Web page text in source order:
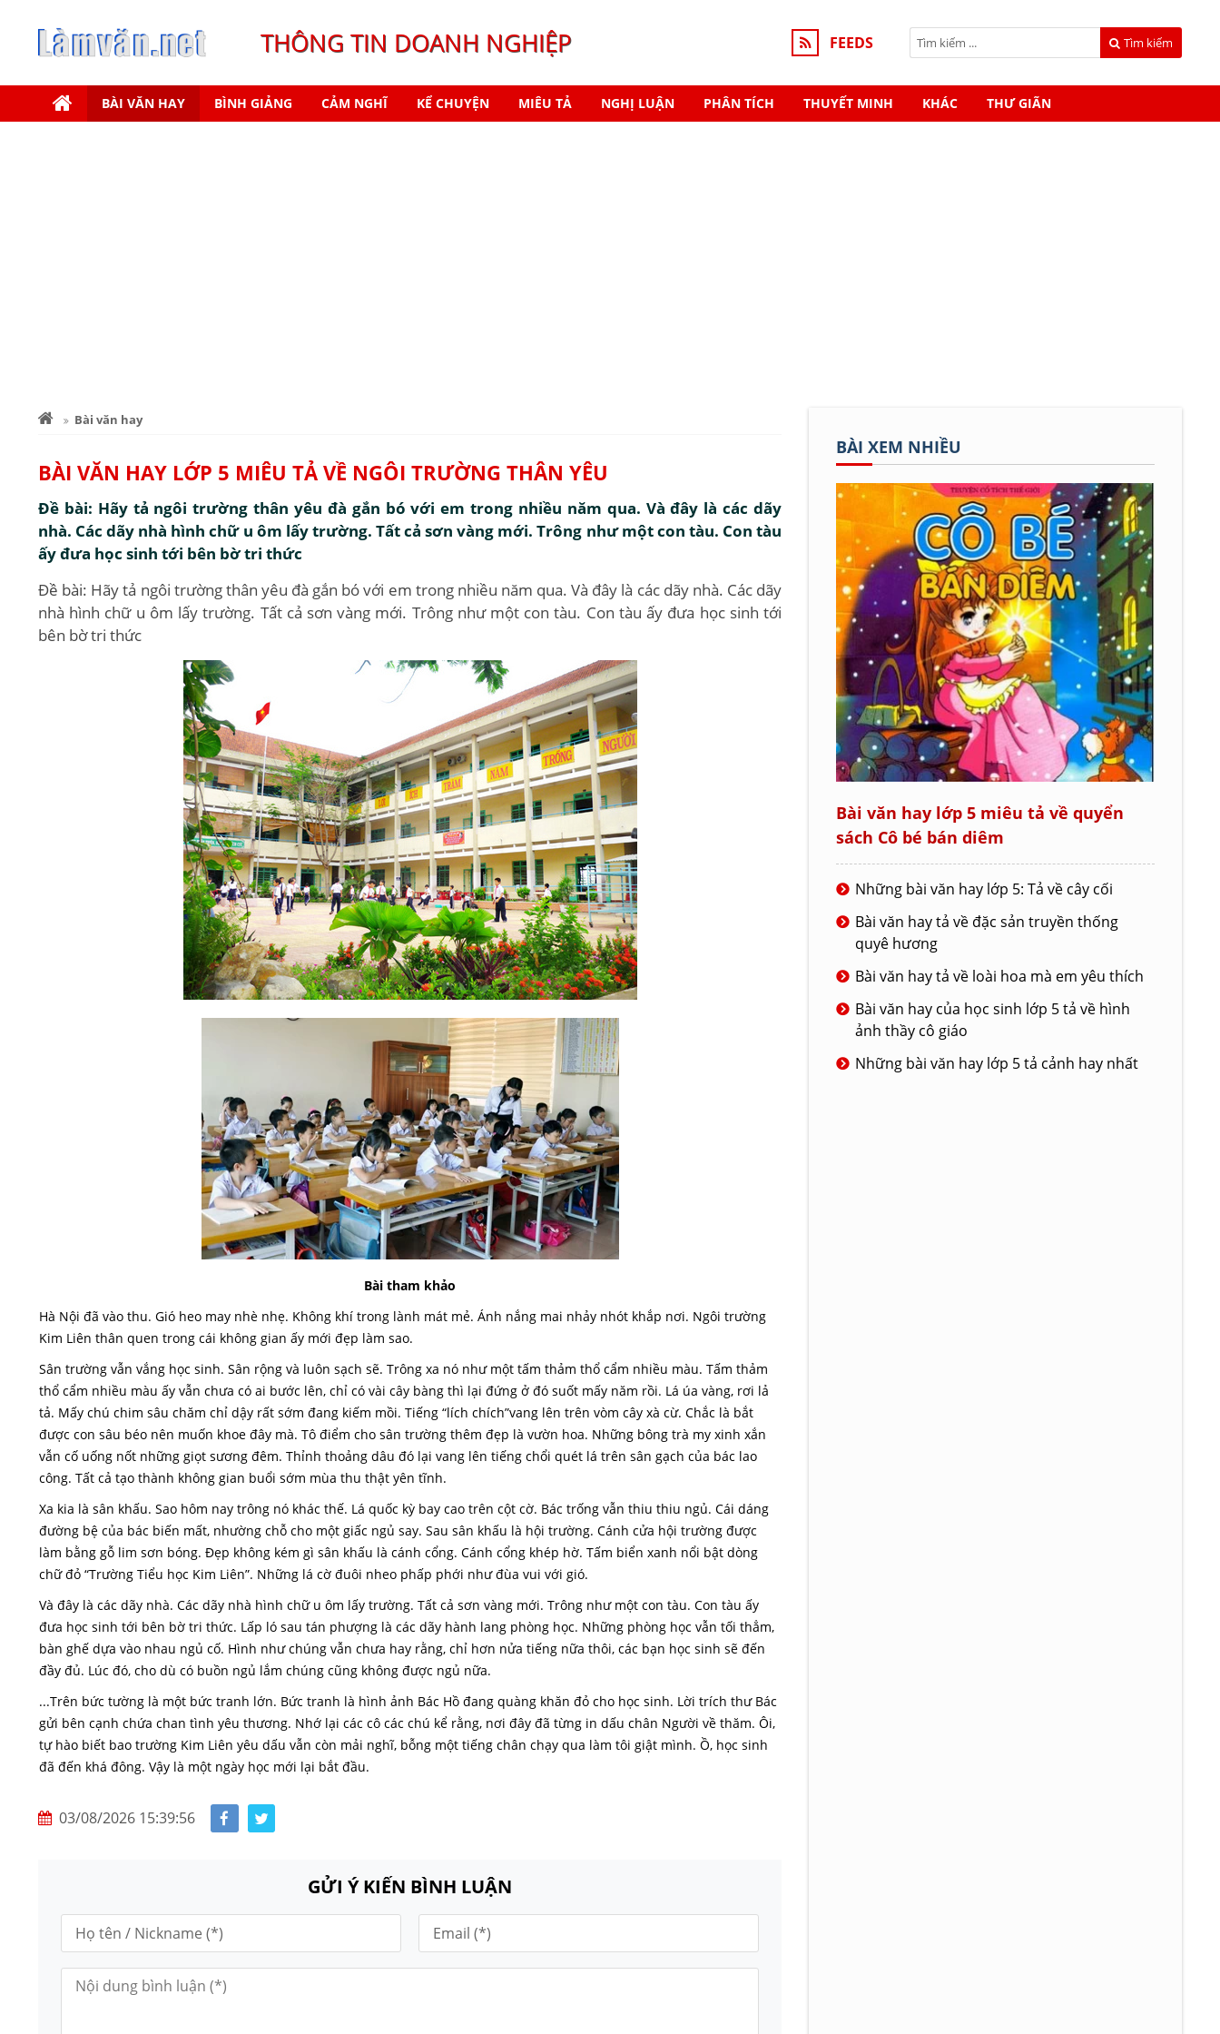
THÔNG TIN DOANH NGHIỆP FEEDS Tìm kiếm
BÀI VĂN HAY BÌNH GIẢNG CẢM NGHĨ KỂ CHUYỆN MIÊU TẢ NGHỊ LUẬN PHÂN TÍCH THUYẾT MINH KHÁC THƯ GIÃN
Bài văn hay
BÀI VĂN HAY LỚP 5 MIÊU TẢ VỀ NGÔI TRƯỜNG THÂN YÊU
Đề bài: Hãy tả ngôi trường thân yêu đà gắn bó với em trong nhiều năm qua. Và đây là các dãy
nhà. Các dãy nhà hình chữ u ôm lấy trường. Tất cả sơn vàng mới. Trông như một con tàu. Con tàu
ấy đưa học sinh tới bên bờ tri thức
Đề bài: Hãy tả ngôi trường thân yêu đà gắn bó với em trong nhiều năm qua. Và đây là các dãy nhà. Các dãy
nhà hình chữ u ôm lấy trường. Tất cả sơn vàng mới. Trông như một con tàu. Con tàu ấy đưa học sinh tới
bên bờ tri thức
Bài tham khảo
Hà Nội đã vào thu. Gió heo may nhè nhẹ. Không khí trong lành mát mẻ. Ánh nắng mai nhảy nhót khắp nơi. Ngôi trường
Kim Liên thân quen trong cái không gian ấy mới đẹp làm sao.
Sân trường vẫn vắng học sinh. Sân rộng và luôn sạch sẽ. Trông xa nó như một tấm thảm thổ cẩm nhiều màu. Tấm thảm
thổ cẩm nhiều màu ấy vẫn chưa có ai bước lên, chỉ có vài cây bàng thì lại đứng ở đó suốt mấy năm rồi. Lá úa vàng, rơi lả
tả. Mấy chú chim sâu chăm chỉ dậy rất sớm đang kiếm mồi. Tiếng “lích chích”vang lên trên vòm cây xà cừ. Chắc là bắt
được con sâu béo nên muốn khoe đây mà. Tô điểm cho sân trường thêm đẹp là vườn hoa. Những bông trà my xinh xắn
vẫn cố uống nốt những giọt sương đêm. Thỉnh thoảng dâu đó lại vang lên tiếng chổi quét lá trên sân gạch của bác lao
công. Tất cả tạo thành không gian buổi sớm mùa thu thật yên tĩnh.
Xa kia là sân khấu. Sao hôm nay trông nó khác thế. Lá quốc kỳ bay cao trên cột cờ. Bác trống vẫn thiu thiu ngủ. Cái dáng
đường bệ của bác biến mất, nhường chỗ cho một giấc ngủ say. Sau sân khấu là hội trường. Cánh cửa hội trường được
làm bằng gỗ lim sơn bóng. Đẹp không kém gì sân khấu là cánh cổng. Cánh cổng khép hờ. Tấm biển xanh nổi bật dòng
chữ đỏ “Trường Tiểu học Kim Liên”. Những lá cờ đuôi nheo phấp phới như đùa vui với gió.
Và đây là các dãy nhà. Các dãy nhà hình chữ u ôm lấy trường. Tất cả sơn vàng mới. Trông như một con tàu. Con tàu ấy
đưa học sinh tới bên bờ tri thức. Lấp ló sau tán phượng là các dãy hành lang phòng học. Những phòng học vẫn tối thẳm,
bàn ghế dựa vào nhau ngủ cố. Hình như chúng vẫn chưa hay rằng, chỉ hơn nửa tiếng nữa thôi, các bạn học sinh sẽ đến
đầy đủ. Lúc đó, cho dù có buồn ngủ lắm chúng cũng không được ngủ nữa.
...Trên bức tường là một bức tranh lớn. Bức tranh là hình ảnh Bác Hồ đang quàng khăn đỏ cho học sinh. Lời trích thư Bác
gửi bên cạnh chứa chan tình yêu thương. Nhớ lại các cô các chú kể rằng, nơi đây đã từng in dấu chân Người về thăm. Ôi,
tự hào biết bao trường Kim Liên yêu dấu vẫn còn mải nghĩ, bỗng một tiếng chân chạy qua làm tôi giật mình. Ồ, học sinh
đã đến khá đông. Vậy là một ngày học mới lại bắt đầu.
03/08/2026 15:39:56
GỬI Ý KIẾN BÌNH LUẬN
BÀI XEM NHIỀU
Bài văn hay lớp 5 miêu tả về quyển
sách Cô bé bán diêm
Những bài văn hay lớp 5: Tả về cây cối
Bài văn hay tả về đặc sản truyền thống
quyê hương
Bài văn hay tả về loài hoa mà em yêu thích
Bài văn hay của học sinh lớp 5 tả về hình
ảnh thầy cô giáo
Những bài văn hay lớp 5 tả cảnh hay nhất